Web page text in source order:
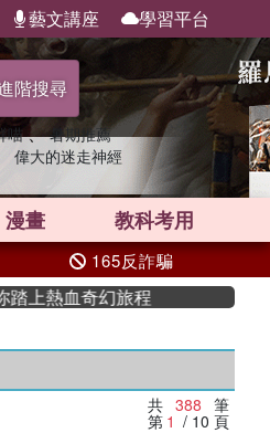
藝文講座 學習平台
階搜尋
喵 、 暑期推薦
偉大的迷走神經
漫畫 教科考用
165反詐騙
幻旅程
共 388 筆
第 1 / 10 頁